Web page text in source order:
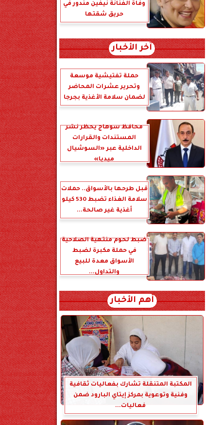
وفاة الفنانة نيفين مندور في
حريق شقتها
آخر الأخبار
حملة تفتيشية موسعة
وتحرير عشرات المحاضر
لضمان سلامة الأغذية بجرجا
محافظ سوهاج يحظر نشر
المستندات والقرارات
الداخلية عبر «السوشيال
ميديا»
قبل طرحها بالأسواق.. حملات
سلامة الغذاء تضبط 530 كيلو
أغذية غير صالحة...
ضبط لحوم منتهية الصلاحية
في حملة مكبرة لضبط
الأسواق معدة للبيع
والتداول...
أهم الأخبار
المكتبة المتنقلة تشارك بفعاليات ثقافية
وفنية وتوعوية بمركز إيتاي البارود ضمن
فعاليات...